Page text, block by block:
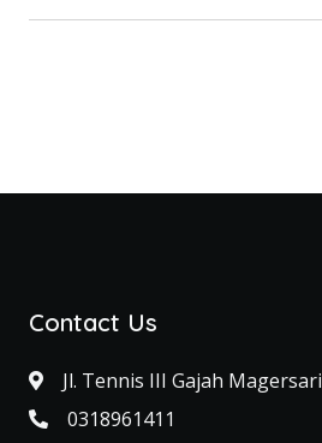
Contact Us
Jl. Tennis III Gajah Magersari
0318961411